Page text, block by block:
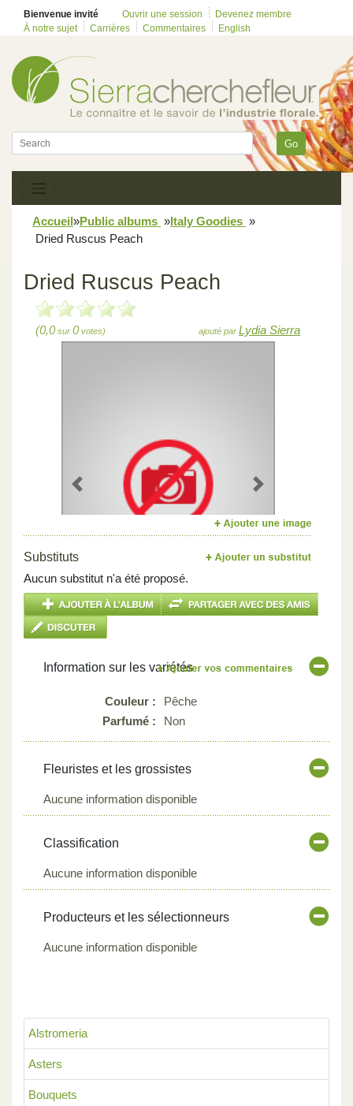
Bienvenue invité Ouvrir une session
Devenez membre
À notre sujet
Carrières Commentaires English
Go
Accueil»Public albums »Italy Goodies »
Dried Ruscus Peach
Alstromeria
Asters
Bouquets
Dried Ruscus Peach
(0,0sur 0votes) ajouté par Lydia Sierra
Previous Next
Substituts
Aucun substitut n'a été proposé.
Information sur les variétés
Couleur :
Pêche
Parfumé :
Non
Fleuristes et les grossistes
Aucune information disponible
Classification
Aucune information disponible
Producteurs et les sélectionneurs
Aucune information disponible